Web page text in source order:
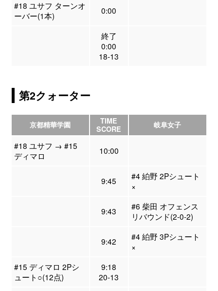
#18 ユサフ ターンオ
ーバー(1本)
0:00
終了
0:00
18-13
第2クォーター
京都精華学園
TIME
SCORE
岐阜女子
#18 ユサフ → #15
ディマロ
10:00
9:45
#4 絈野 2Pシュート
×
9:43
#6 柴田 オフェンス
リバウンド(2-0-2)
9:42
#4 絈野 3Pシュート
×
#15 ディマロ 2Pシ
ュート○(12点)
9:18
20-13